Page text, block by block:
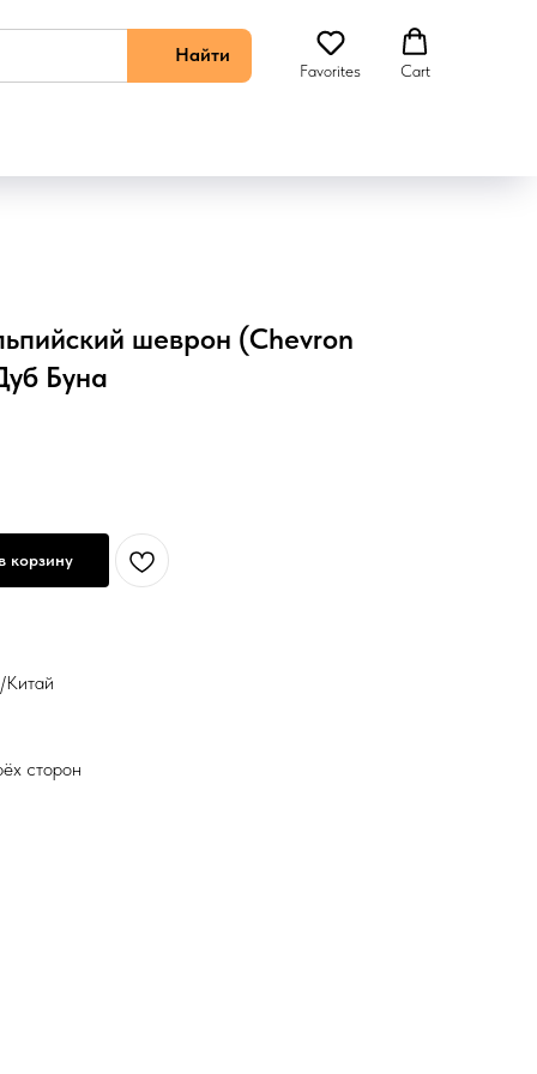
Найти
Favorites Cart
шеврон (Chevron
Буна
корзину
Китай
сторон